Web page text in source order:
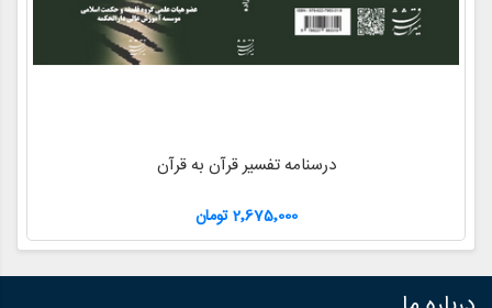
درسنامه تفسیر قرآن به قرآن
2٬675٬000 تومان